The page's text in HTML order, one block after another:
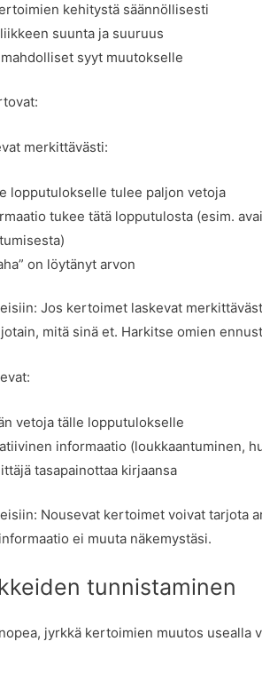
kehitystä säännöllisesti
suunta ja suuruus
syyt muutokselle
merkittävästi:
lopputulokselle tulee paljon vetoja
tukee tätä lopputulosta (esim.
on löytänyt arvon
Jos kertoimet laskevat
mitä sinä et. Harkitse omien
vetoja tälle lopputulokselle
informaatio (loukkaantuminen,
tasapainottaa kirjaansa
Nousevat kertoimet voivat tarjota
ei muuta näkemystäsi.
tunnistaminen
jyrkkä kertoimien muutos usealla